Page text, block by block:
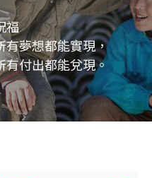
福
有夢想都能實現，
付出都能兌現。